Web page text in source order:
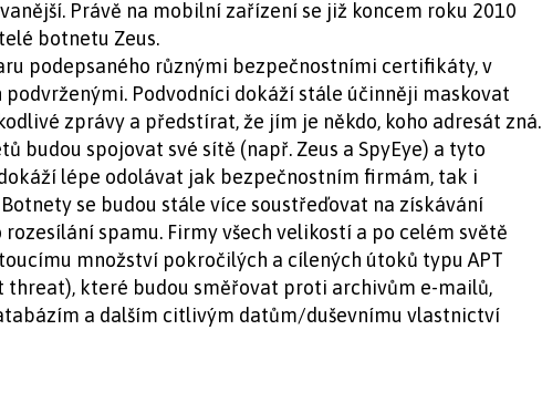
Právě na mobilní zařízení se již koncem roku 2010
botnetu Zeus.
podepsaného různými bezpečnostními certifikáty, v
Podvodníci dokáží stále účinněji maskovat
zprávy a předstírat, že jím je někdo, koho adresát zná.
budou spojovat své sítě (např. Zeus a SpyEye) a tyto
lépe odolávat jak bezpečnostním firmám, tak i
se budou stále více soustřeďovat na získávání
spamu. Firmy všech velikostí a po celém světě
množství pokročilých a cílených útoků typu APT
threat), které budou směřovat proti archivům e-mailů,
a dalším citlivým datům/duševnímu vlastnictví